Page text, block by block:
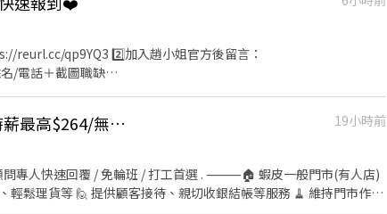
reurl.cc/qp9YQ3 2️⃣加入趙小姐官方後留言：
/電話＋截圖職缺
週至少給班 4 天（假日需能配合）＊ ✅工作待遇：時薪196 ✅工作
號1樓 平鎮湧安店 桃園市平鎮區湧安路1號1樓 平鎮龍江店 桃園市
＊＊＊＊＊＊＊＊＊＊＊＊＊＊＊＊＊＊＊＊ ☑️至少配合四個月以
育訓練＋店面實習，新手也OK！💡
🚀📦 蝦皮門市兼職(桃園 平鎮/八德/中壢)｜時薪最高$264/無經驗可/高錄取
19小時前
問專人快速回覆 / 免輪班 / 打工首選 . ⸻🏠 蝦皮一般門市(有人店)
輕鬆理貨等 🙋 提供顧客接待、親切收銀結帳等服務 🧹 維持門市作業